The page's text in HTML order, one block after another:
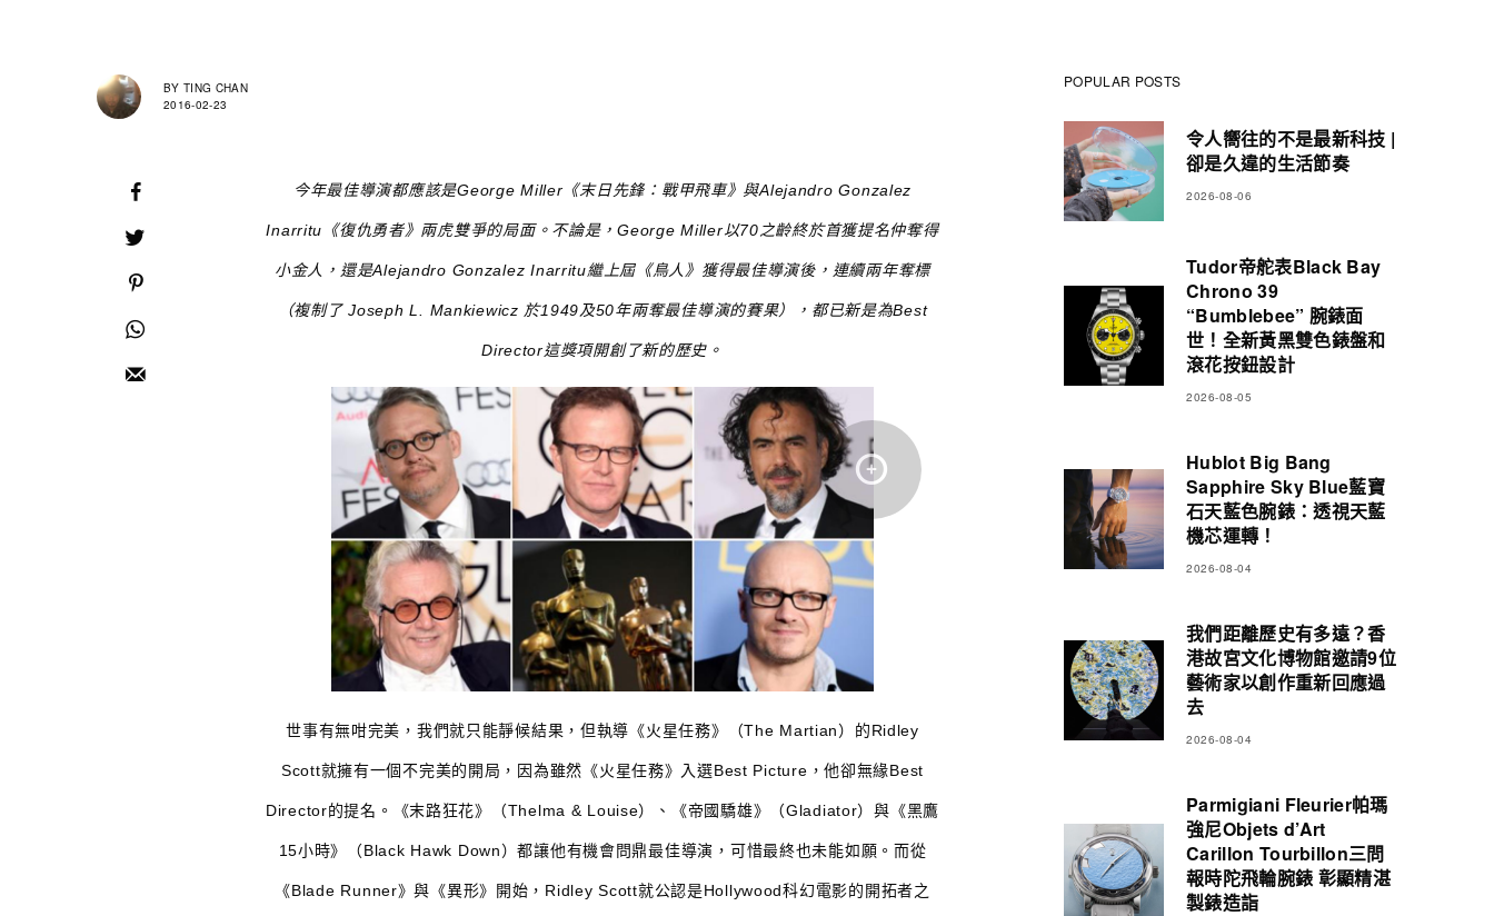
BY TING CHAN
2016-02-23
今年最佳導演都應該是George Miller《末日先鋒：戰甲飛車》與Alejandro Gonzalez
Inarritu《復仇勇者》兩虎雙爭的局面。不論是，George Miller以70之齡終於首獲提名仲奪得
小金人，還是Alejandro Gonzalez Inarritu繼上屆《鳥人》獲得最佳導演後，連續兩年奪標
（複制了 Joseph L. Mankiewicz 於1949及50年兩奪最佳導演的賽果），都已新是為Best
Director這獎項開創了新的歷史。
世事有無咁完美，我們就只能靜候結果，但執導《火星任務》（The Martian）的Ridley
Scott就擁有一個不完美的開局，因為雖然《火星任務》入選Best Picture，他卻無緣Best
Director的提名。《末路狂花》（Thelma & Louise）、《帝國驕雄》（Gladiator）與《黑鷹
15小時》（Black Hawk Down）都讓他有機會問鼎最佳導演，可惜最終也未能如願。而從
《Blade Runner》與《異形》開始，Ridley Scott就公認是Hollywood科幻電影的開拓者之
POPULAR POSTS
令人嚮往的不是最新科技 |
卻是久違的生活節奏
2026-08-06
Tudor帝舵表Black Bay
Chrono 39
“Bumblebee” 腕錶面
世！全新黃黑雙色錶盤和
滾花按鈕設計
2026-08-05
Hublot Big Bang
Sapphire Sky Blue藍寶
石天藍色腕錶：透視天藍
機芯運轉！
2026-08-04
我們距離歷史有多遠？香
港故宮文化博物館邀請9位
藝術家以創作重新回應過
去
2026-08-04
Parmigiani Fleurier帕瑪
強尼Objets d’Art
Carillon Tourbillon三問
報時陀飛輪腕錶 彰顯精湛
製錶造詣